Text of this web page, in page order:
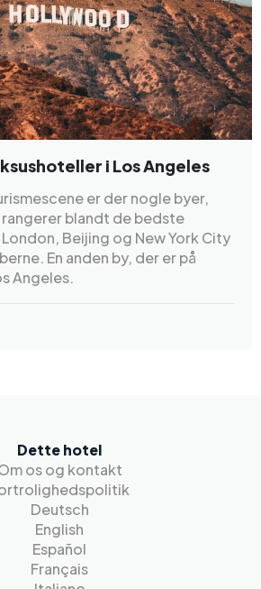
i Los Angeles
er der nogle byer,
blandt de bedste
Beijing og New York City
En anden by, der er på
Angeles.
Dette hotel
os og kontakt
Deutsch
English
Español
Français